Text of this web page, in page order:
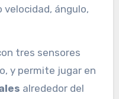
velocidad, ángulo,
tres sensores
y permite jugar en
alrededor del